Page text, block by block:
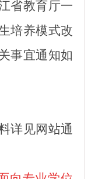
省教育厅一
培养模式改
事宜通知如
详见网站通